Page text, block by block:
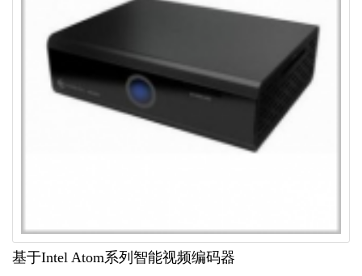
基于Intel Atom系列智能视频编码器